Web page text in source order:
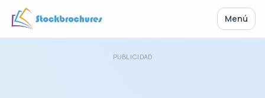
Menú
PUBLICIDAD